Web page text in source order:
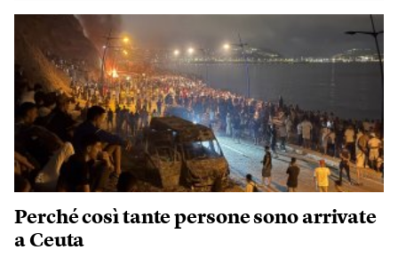
Perché così tante persone sono arrivate
a Ceuta